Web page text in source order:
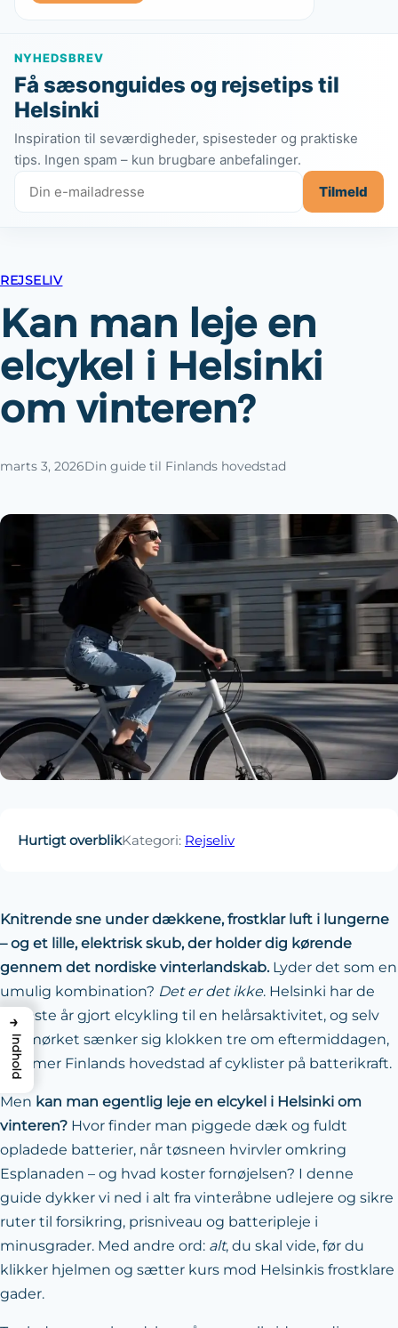
NYHEDSBREV
Få sæsonguides og rejsetips til
Helsinki
Inspiration til seværdigheder, spisesteder og praktiske
tips. Ingen spam – kun brugbare anbefalinger.
Tilmeld
REJSELIV
Kan man leje en
elcykel i Helsinki
om vinteren?
marts 3, 2026Din guide til Finlands hovedstad
Hurtigt overblikKategori: Rejseliv
Knitrende sne under dækkene, frostklar luft i lungerne
– og et lille, elektrisk skub, der holder dig kørende
gennem det nordiske vinterlandskab.Lyder det som en
umulig kombination? Det er det ikke. Helsinki har de
seneste år gjort elcykling til en helårsaktivitet, og selv
når mørket sænker sig klokken tre om eftermiddagen,
summer Finlands hovedstad af cyklister på batterikraft.
Men kan man egentlig leje en elcykel i Helsinki om
vinteren? Hvor finder man piggede dæk og fuldt
opladede batterier, når tøsneen hvirvler omkring
Esplanaden – og hvad koster fornøjelsen? I denne
guide dykker vi ned i alt fra vinteråbne udlejere og sikre
ruter til forsikring, prisniveau og batteripleje i
minusgrader. Med andre ord: alt, du skal vide, før du
klikker hjelmen og sætter kurs mod Helsinkis frostklare
gader.
→
Indhold